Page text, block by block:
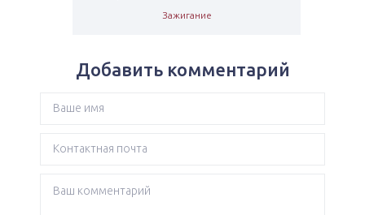
Зажигание
Добавить комментарий